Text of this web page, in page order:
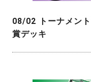
08/02 トーナメン
賞デッキ